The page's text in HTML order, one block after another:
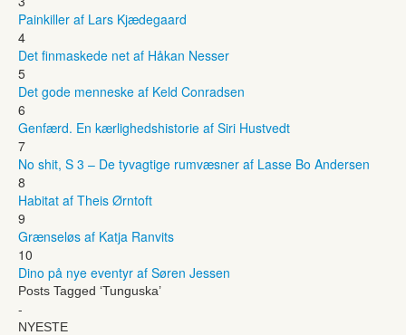
Painkiller af Lars Kjædegaard
4
Det finmaskede net af Håkan Nesser
5
Det gode menneske af Keld Conradsen
6
Genfærd. En kærlighedshistorie af Siri Hustvedt
7
No shit, S 3 – De tyvagtige rumvæsner af Lasse Bo Andersen
8
Habitat af Theis Ørntoft
9
Grænseløs af Katja Ranvits
10
Dino på nye eventyr af Søren Jessen
Posts Tagged ‘Tunguska’
-
NYESTE